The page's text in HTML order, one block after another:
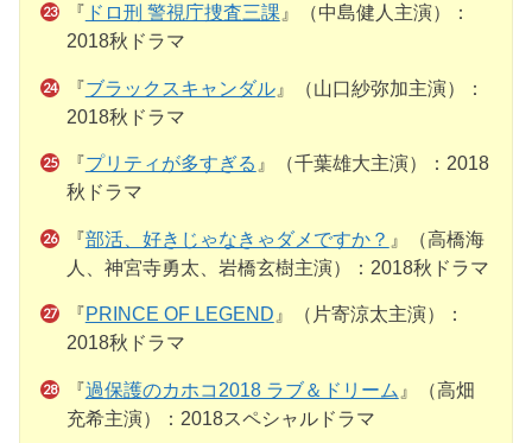
『 ドロ刑 警視庁捜査三課 』（中島健人主演）：
2018秋ドラマ
『ブラックスキャンダル』（山口紗弥加主演）：
2018秋ドラマ
『プリティが多すぎる 』（千葉雄大主演）：2018
秋ドラマ
『部活、好きじゃなきゃダメですか？ 』（高橋海
人、神宮寺勇太、岩橋玄樹主演）：2018秋ドラマ
『PRINCE OF LEGEND 』（片寄涼太主演）：
2018秋ドラマ
『過保護のカホコ2018 ラブ＆ドリーム 』（高畑
充希主演）：2018スペシャルドラマ